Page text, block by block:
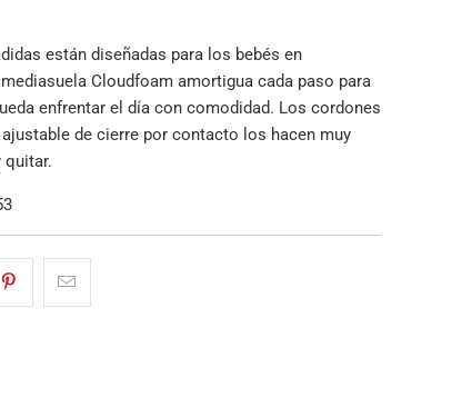
están diseñadas para los bebés en
Cloudfoam amortigua cada paso para
enfrentar el día con comodidad. Los cordones
de cierre por contacto los hacen muy
quitar.